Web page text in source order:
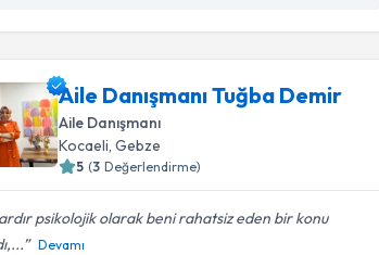
Aile Danışmanı Tuğba Demir
Aile Danışmanı
Kocaeli, Gebze
5 (3 Değerlendirme)
psikolojik olarak beni rahatsiz eden bir konu
Devamı